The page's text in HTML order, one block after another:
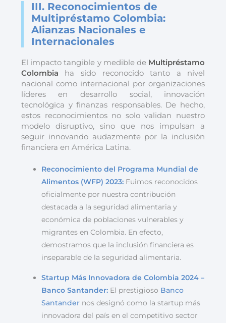
III. Reconocimientos de
Multipréstamo Colombia:
Alianzas Nacionales e
Internacionales
El impacto tangible y medible de Multipréstamo
Colombia ha sido reconocido tanto a nivel
nacional como internacional por organizaciones
líderes en desarrollo social, innovación
tecnológica y finanzas responsables. De hecho,
estos reconocimientos no solo validan nuestro
modelo disruptivo, sino que nos impulsan a
seguir innovando audazmente por la inclusión
financiera en América Latina.
Reconocimiento del Programa Mundial de
Alimentos (WFP) 2023:Fuimos reconocidos
oficialmente por nuestra contribución
destacada a la seguridad alimentaria y
económica de poblaciones vulnerables y
migrantes en Colombia. En efecto,
demostramos que la inclusión financiera es
inseparable de la seguridad alimentaria.
Startup Más Innovadora de Colombia 2024 –
Banco Santander:El prestigioso Banco
Santandernos designó como la startup más
innovadora del país en el competitivo sector